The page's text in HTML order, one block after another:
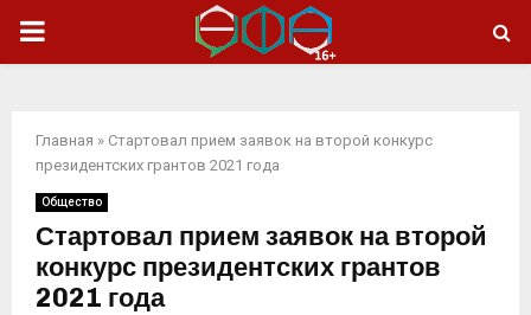
ОСНОВНОЕ
Главная » Стартовал прием заявок на второй конкурс
президентских грантов 2021 года
Общество
Стартовал прием заявок на второй
конкурс президентских грантов
2021 года